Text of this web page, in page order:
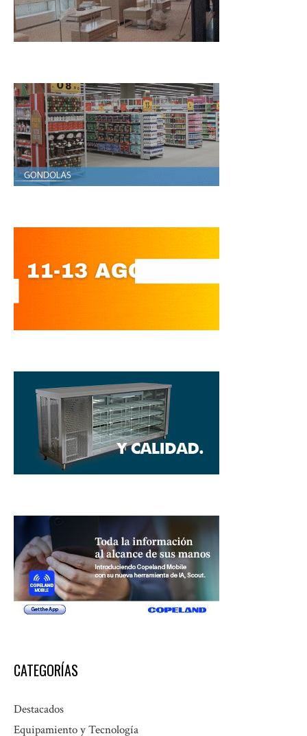
CATEGORÍAS
Destacados
Equipamiento y Tecnología